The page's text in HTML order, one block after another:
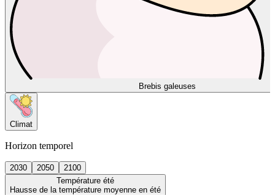
Brebis galeuses
Climat
Horizon temporel
2030 2050
2100
Température été
Hausse de la température moyenne en été